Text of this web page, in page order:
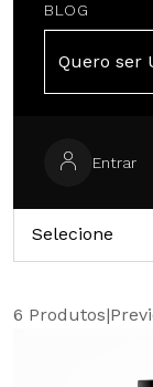
BLOG
Quero ser
Entrar
Selecione
6 Produtos|